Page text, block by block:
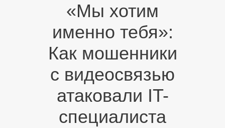
«Мы хотим
именно тебя»:
Как мошенники
с видеосвязью
атаковали IT-
специалиста
ГЛАВНАЯ
О КОМПАНИИ
ПРОДУКТЫ
НОВОСТИ
КАРЬЕРА
ПАРТНЕРЫ
КОНТАКТЫ